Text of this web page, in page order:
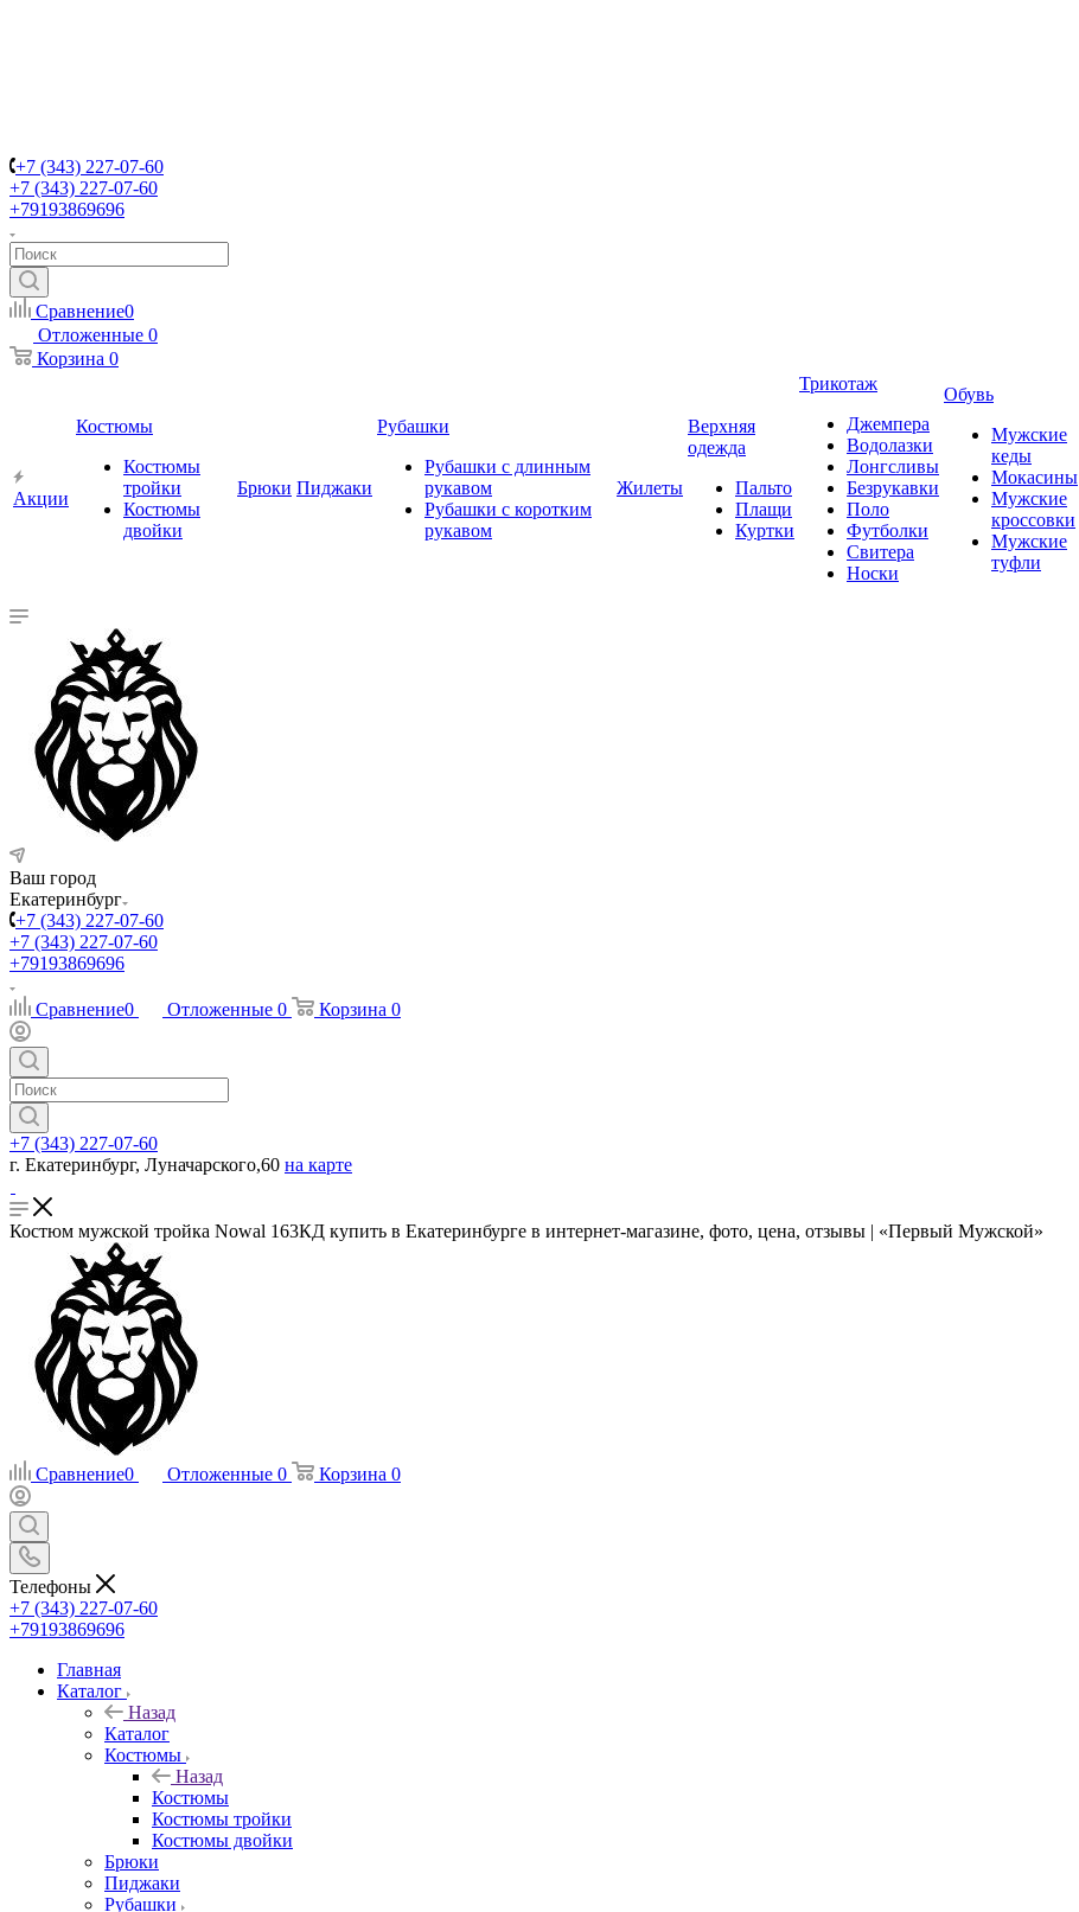
+7 (343) 227-07-60
+7 (343) 227-07-60
+79193869696
Сравнение0
Отложенные 0
Корзина 0
Акции
Костюмы
Костюмы
тройки
Костюмы
двойки
Брюки Пиджаки
Рубашки
Рубашки с длинным
рукавом
Рубашки с коротким
рукавом
Жилеты
Верхняя
одежда
Пальто
Плащи
Куртки
Трикотаж
Джемпера
Водолазки
Лонгсливы
Безрукавки
Поло
Футболки
Свитера
Носки
Обувь
Мужские
кеды
Мокасины
Мужские
кроссовки
Мужские
туфли
Ваш город
Екатеринбург
+7 (343) 227-07-60
+7 (343) 227-07-60
+79193869696
Сравнение0 Отложенные 0 Корзина 0
+7 (343) 227-07-60
г. Екатеринбург, Луначарского,60 на карте
Костюм мужской тройка Nowal 163КД купить в Екатеринбурге в интернет-магазине, фото, цена, отзывы | «Первый Мужской»
Сравнение0 Отложенные 0 Корзина 0
Телефоны
+7 (343) 227-07-60
+79193869696
Главная
Каталог
Назад
Каталог
Костюмы
Назад
Костюмы
Костюмы тройки
Костюмы двойки
Брюки
Пиджаки
Рубашки